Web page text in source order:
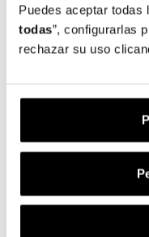
Puedes aceptar todas
todas”, configurarlas
rechazar su uso
Descrição